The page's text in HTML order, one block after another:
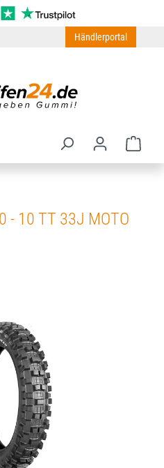
Händlerportal
- 10 TT 33J MOTO